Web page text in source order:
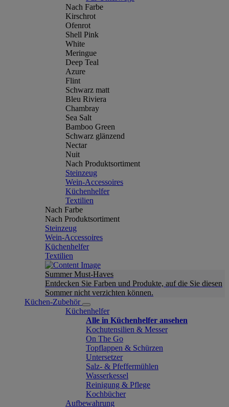
Nach Farbe
Kirschrot
Ofenrot
Shell Pink
White
Meringue
Deep Teal
Azure
Flint
Schwarz matt
Bleu Riviera
Chambray
Sea Salt
Bamboo Green
Schwarz glänzend
Nectar
Nuit
Nach Produktsortiment
Steinzeug
Wein-Accessoires
Küchenhelfer
Textilien
Nach Farbe
Nach Produktsortiment
Steinzeug
Wein-Accessoires
Küchenhelfer
Textilien
Summer Must-Haves
Entdecken Sie Farben und Produkte, auf die Sie diesen
Sommer nicht verzichten können.
Küchen-Zubehör
Küchenhelfer
Alle in Küchenhelfer ansehen
Kochutensilien & Messer
On The Go
Topflappen & Schürzen
Untersetzer
Salz- & Pfeffermühlen
Wasserkessel
Reinigung & Pflege
Kochbücher
Aufbewahrung